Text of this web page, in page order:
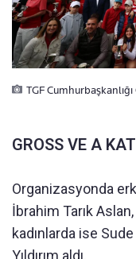
TGF Cumhurbaşkanlığı
GROSS VE A
Organizasyonda
İbrahim Tarık
kadınlarda ise
Yıldırım aldı.